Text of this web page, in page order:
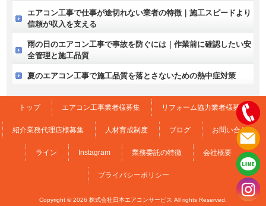
エアコン工事で仕事が途切れない業者の特徴｜施工スピードより
信頼が収入を支える
雨の日のエアコン工事で事故を防ぐには｜作業前に確認したい安
全管理と施工品質
夏のエアコン工事で施工品質を落とさないための熱中症対策
トップ エアコン工事業者様募集 リフォーム協力業者様募集
紹介業務代理店様募集 人材育成制度 ブログ お問い合わせ
ライン Instagram 業務委託の特徴 会社概要
プライバシーポリシー
Copyright © 2026 株式会社日本エアコンサービス All rights Reserved.